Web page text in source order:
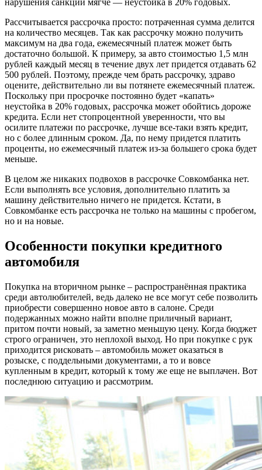
нарушения санкции мягче — неустойка в 20% годовых.
Рассчитывается рассрочка просто: потраченная сумма делится
на количество месяцев. Так как рассрочку можно получить
максимум на два года, ежемесячный платеж может быть
достаточно большой. К примеру, за авто стоимостью 1,5 млн
рублей каждый месяц в течение двух лет придется отдавать 62
500 рублей. Поэтому, прежде чем брать рассрочку, здраво
оцените, действительно ли вы потянете ежемесячный платеж.
Поскольку при просрочке постоянно будет «капать»
неустойка в 20% годовых, рассрочка может обойтись дороже
кредита. Если нет стопроцентной уверенности, что вы
осилите платежи по рассрочке, лучше все-таки взять кредит,
но с более длинным сроком. Да, по нему придется платить
проценты, но ежемесячный платеж из-за большего срока будет
меньше.
В целом же никаких подвохов в рассрочке Совкомбанка нет.
Если выполнять все условия, дополнительно платить за
машину действительно ничего не придется. Кстати, в
Совкомбанке есть рассрочка не только на машины с пробегом,
но и на новые.
Особенности покупки кредитного
автомобиля
Покупка на вторичном рынке – распространённая практика
среди автолюбителей, ведь далеко не все могут себе позволить
приобрести совершенно новое авто в салоне. Среди
подержанных можно найти вполне приличный вариант,
притом почти новый, за заметно меньшую цену. Когда бюджет
строго ограничен, это неплохой выход. Но при покупке с рук
приходится рисковать – автомобиль может оказаться в
розыске, с поддельными документами, а то и вовсе
купленным в кредит, который к тому же еще не выплачен. Вот
последнюю ситуацию и рассмотрим.